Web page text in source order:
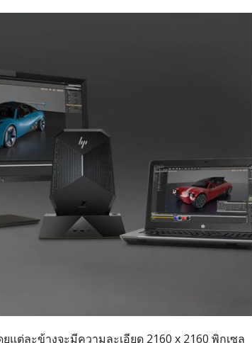
ต่ละข้างจะมีความละเอียด 2160 x 2160 พิกเซล